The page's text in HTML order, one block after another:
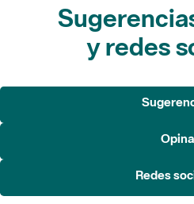
y redes
Opina
Redes